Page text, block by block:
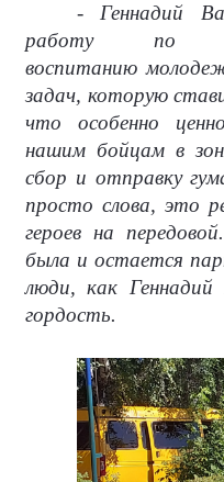
- Геннадий
работу по
воспитанию
задач, которую
что особенно
нашим бойцам в
сбор и отправку
просто слова, это
героев на
была и остается
люди, как
гордость.